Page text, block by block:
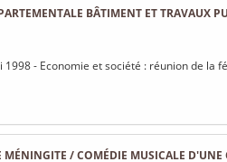
BÂTIMENT ET TRAVAUX
1998 - Economie et société : réunion de
MÉNINGITE / COMÉDIE MUSICALE